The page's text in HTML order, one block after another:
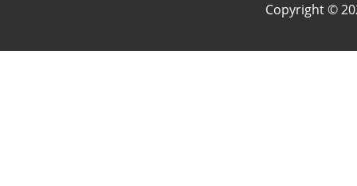
Copyright ©